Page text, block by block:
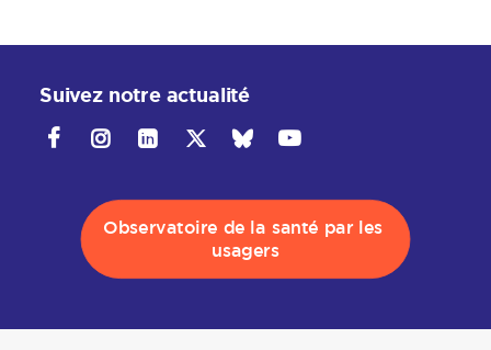
Suivez notre actualité
Observatoire de la santé par les
usagers